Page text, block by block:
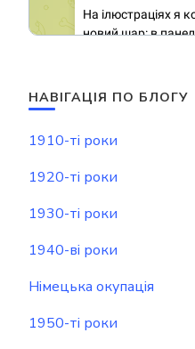
НАВІГАЦІЯ ПО БЛОГУ
1910-ті роки
1920-ті роки
1930-ті роки
1940-ві роки
Німецька окупація
1950-ті роки